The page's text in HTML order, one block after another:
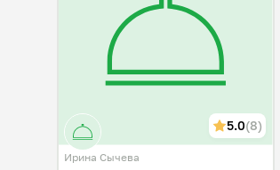
5.0(8)
Ирина Сычева